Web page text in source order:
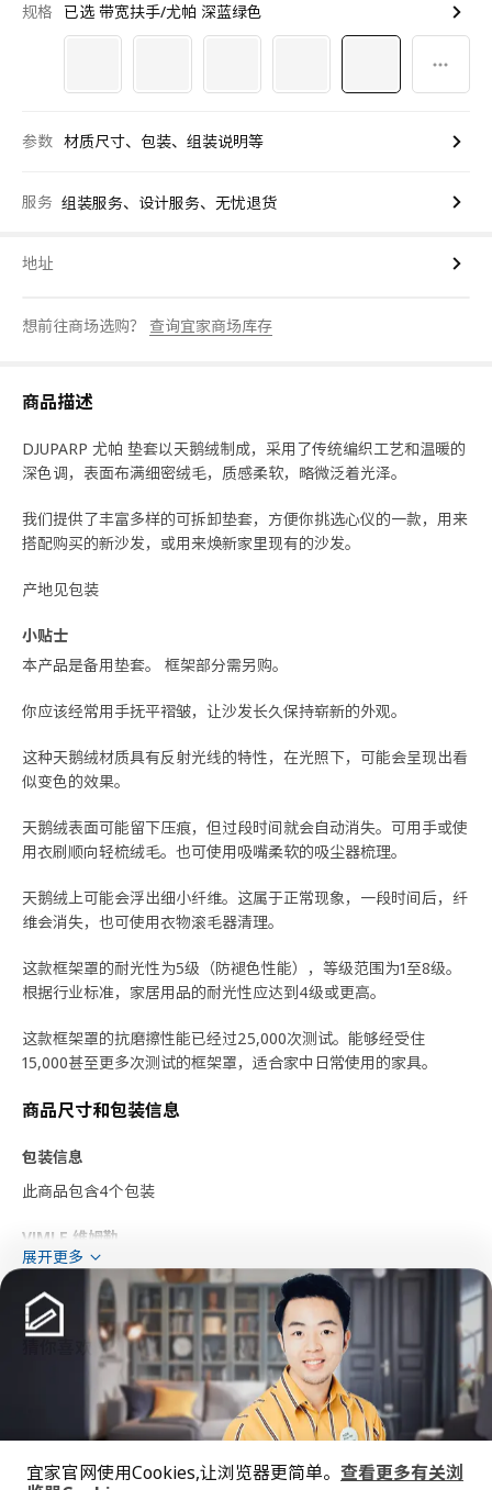
规格 已选 带宽扶手/尤帕 深蓝绿色
参数 材质尺寸、包装、组装说明等
服务 组装服务、设计服务、无忧退货
地址
想前往商场选购？ 查询宜家商场库存
商品描述
DJUPARP 尤帕 垫套以天鹅绒制成，采用了传统编织工艺和温暖的
深色调，表面布满细密绒毛，质感柔软，略微泛着光泽。
我们提供了丰富多样的可拆卸垫套，方便你挑选心仪的一款，用来
搭配购买的新沙发，或用来焕新家里现有的沙发。
产地见包装
小贴士
本产品是备用垫套。 框架部分需另购。
你应该经常用手抚平褶皱，让沙发长久保持崭新的外观。
这种天鹅绒材质具有反射光线的特性，在光照下，可能会呈现出看
似变色的效果。
天鹅绒表面可能留下压痕，但过段时间就会自动消失。可用手或使
用衣刷顺向轻梳绒毛。也可使用吸嘴柔软的吸尘器梳理。
天鹅绒上可能会浮出细小纤维。这属于正常现象，一段时间后，纤
维会消失，也可使用衣物滚毛器清理。
这款框架罩的耐光性为5级（防褪色性能），等级范围为1至8级。
根据行业标准，家居用品的耐光性应达到4级或更高。
这款框架罩的抗磨擦性能已经过25,000次测试。能够经受住
15,000甚至更多次测试的框架罩，适合家中日常使用的家具。
商品尺寸和包装信息
包装信息
此商品包含4个包装
VIMLE 维姆勒
三人座沙发套
105.159.80
高度
7 厘米
75 厘米
3.56 公斤
29.8 公升
重量
4.46 公斤
展开更多
宜家官网使用Cookies,让浏览器更简单。 查看更多有关浏